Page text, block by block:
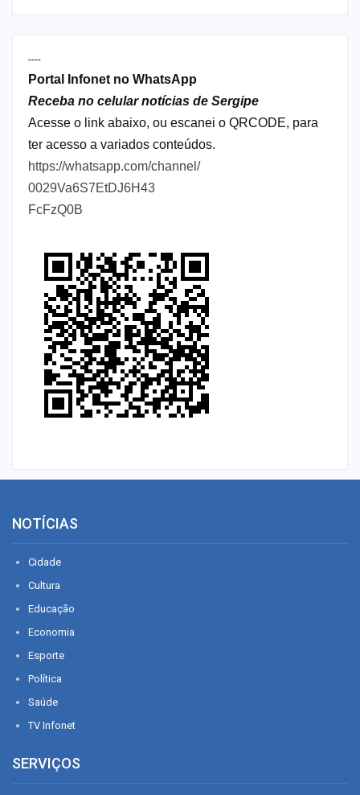
----
Portal Infonet no WhatsApp
Receba no celular notícias de Sergipe
Acesse o link abaixo, ou escanei o QRCODE, para
ter acesso a variados conteúdos.
https://whatsapp.com/channel/
0029Va6S7EtDJ6H43
FcFzQ0B
NOTÍCIAS
Cidade
Cultura
Educação
Economia
Esporte
Política
Saúde
TV Infonet
SERVIÇOS